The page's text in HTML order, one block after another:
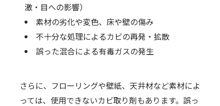
激・目への影響）
素材の劣化や変色、床や壁の傷み
不十分な処理によるカビの再発・拡散
誤った混合による有毒ガスの発生
さらに、フローリングや壁紙、天井材など素材によ
っては、使用できないカビ取り剤もあります。誤っ